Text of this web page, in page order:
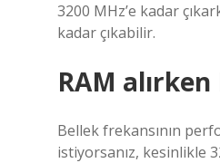
3200 MHz’e kadar
kadar çıkabilir.
RAM
Bellek frekansının
istiyorsanız, kesinlikle